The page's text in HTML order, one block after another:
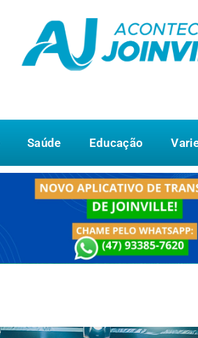
Saúde Educação